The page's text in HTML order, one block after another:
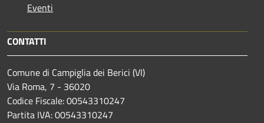
Eventi
CONTATTI
Comune di Campiglia dei Berici (VI)
Via Roma, 7 - 36020
Codice Fiscale: 00543310247
Partita IVA: 00543310247